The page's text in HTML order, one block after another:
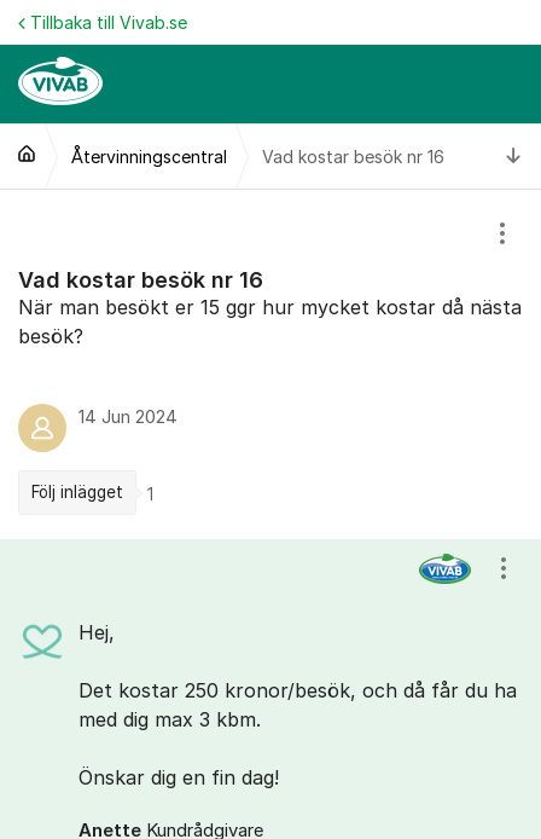
Hoppa till innehåll
Tillbaka till Vivab.se
Återvinningscentral Vad kostar besök nr 16
Vad kostar besök nr 16
När man besökt er 15 ggr hur mycket kostar då nästa
besök?
14 Jun 2024
Följ inlägget 1
Hej,
Det kostar 250 kronor/besök, och då får du ha
med dig max 3 kbm.
Önskar dig en fin dag!
Anette Kundrådgivare